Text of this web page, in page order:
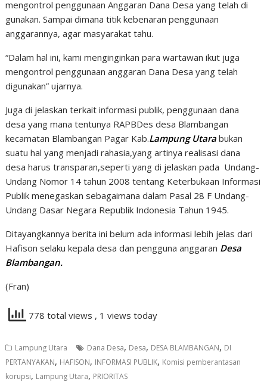
mengontrol penggunaan Anggaran Dana Desa yang telah di
gunakan. Sampai dimana titik kebenaran penggunaan
anggarannya, agar masyarakat tahu.
“Dalam hal ini, kami menginginkan para wartawan ikut juga
mengontrol penggunaan anggaran Dana Desa yang telah
digunakan” ujarnya.
Juga di jelaskan terkait informasi publik, penggunaan dana
desa yang mana tentunya RAPBDes desa Blambangan
kecamatan Blambangan Pagar Kab.Lampung Utara bukan
suatu hal yang menjadi rahasia,yang artinya realisasi dana
desa harus transparan,seperti yang di jelaskan pada Undang-
Undang Nomor 14 tahun 2008 tentang Keterbukaan Informasi
Publik menegaskan sebagaimana dalam Pasal 28 F Undang-
Undang Dasar Negara Republik Indonesia Tahun 1945.
Ditayangkannya berita ini belum ada informasi lebih jelas dari
Hafison selaku kepala desa dan pengguna anggaran Desa
Blambangan.
(Fran)
778 total views , 1 views today
Lampung Utara Dana Desa, Desa, DESA BLAMBANGAN, DI
PERTANYAKAN, HAFISON, INFORMASI PUBLIK, Komisi pemberantasan
korupsi, Lampung Utara, PRIORITAS